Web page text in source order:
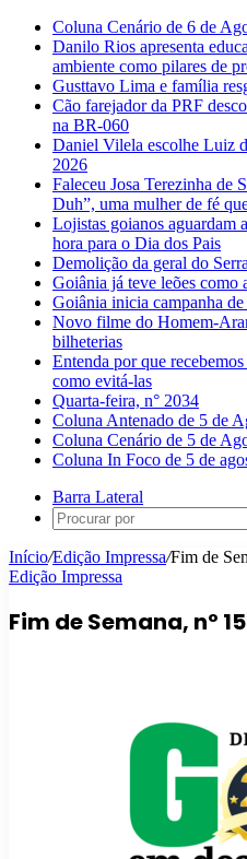
Coluna Cenário de 6 de
Danilo Rios apresenta
ambiente como pilares de
Gusttavo Lima e família
Cão farejador da PRF
na BR-060
Daniel Vilela escolhe Luiz
2026
Faleceu Josa Terezinha de
Duh”, uma mulher de fé
Lojistas goianos aguardam
hora para o Dia dos Pais
Demolição da geral do
Goiânia já teve leões como
Goiânia inicia campanha
Novo filme do Homem-
bilheterias
Entenda por que
como evitá-las
Quarta-feira, n° 2034
Coluna Antenado de 5 de
Coluna Cenário de 5 de
Coluna In Foco de 5 de
Barra Lateral
Início/Edição Impressa/Fim de
Edição Impressa
Fim de Semana, nº